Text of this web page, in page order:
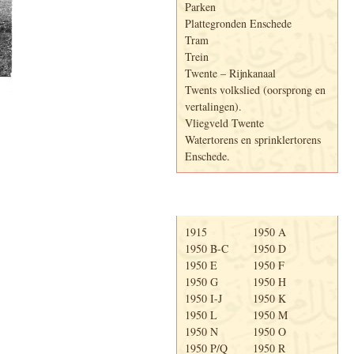
Parken
Plattegronden Enschede
Tram
Trein
Twente – Rijnkanaal
Twents volkslied (oorsprong en
vertalingen).
Vliegveld Twente
Watertorens en sprinklertorens
Enschede.
1915
1950 A
1950 B-C
1950 D
1950 E
1950 F
1950 G
1950 H
1950 I-J
1950 K
1950 L
1950 M
1950 N
1950 O
1950 P/Q
1950 R